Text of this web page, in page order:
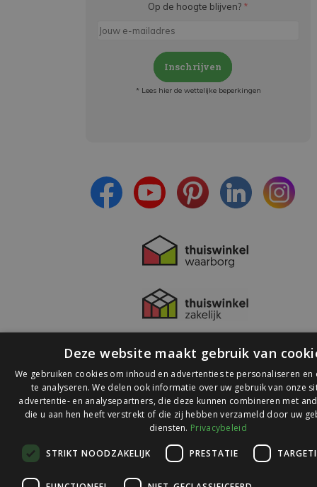
Op de hoogte blijven? *
Inschrijven
* Lees hier de wettelijke beperkingen
© 2026 Ledlichtdiscounter.nl
op
Webwinkelkeur
Deze website maakt gebruik van
We gebruiken cookies om inhoud en advertenties te personaliseren en
te analyseren. We delen ook informatie over uw gebruik van onze
advertentie- en analysepartners, die deze kunnen combineren met
die u aan hen heeft verstrekt of die zij hebben verzameld door uw
diensten. Privacybeleid
STRIKT NOODZAKELIJK PRESTATIE